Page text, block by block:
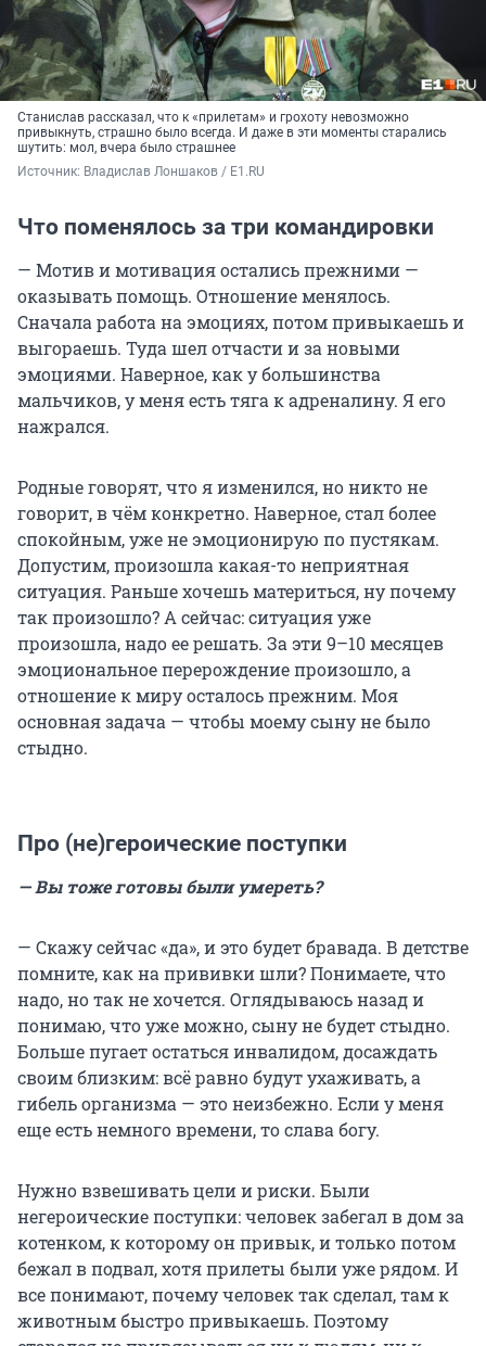
Станислав рассказал, что к «прилетам» и грохоту невозможно
привыкнуть, страшно было всегда. И даже в эти моменты старались
шутить: мол, вчера было страшнее
Источник: Владислав Лоншаков / E1.RU
Что поменялось за три командировки
— Мотив и мотивация остались прежними —
оказывать помощь. Отношение менялось.
Сначала работа на эмоциях, потом привыкаешь и
выгораешь. Туда шел отчасти и за новыми
эмоциями. Наверное, как у большинства
мальчиков, у меня есть тяга к адреналину. Я его
нажрался.
Родные говорят, что я изменился, но никто не
говорит, в чём конкретно. Наверное, стал более
спокойным, уже не эмоционирую по пустякам.
Допустим, произошла какая-то неприятная
ситуация. Раньше хочешь материться, ну почему
так произошло? А сейчас: ситуация уже
произошла, надо ее решать. За эти 9–10 месяцев
эмоциональное перерождение произошло, а
отношение к миру осталось прежним. Моя
основная задача — чтобы моему сыну не было
стыдно.
Про (не)героические поступки
— Вы тоже готовы были умереть?
— Скажу сейчас «да», и это будет бравада. В детстве
помните, как на прививки шли? Понимаете, что
надо, но так не хочется. Оглядываюсь назад и
понимаю, что уже можно, сыну не будет стыдно.
Больше пугает остаться инвалидом, досаждать
своим близким: всё равно будут ухаживать, а
гибель организма — это неизбежно. Если у меня
еще есть немного времени, то слава богу.
Нужно взвешивать цели и риски. Были
негероические поступки: человек забегал в дом за
котенком, к которому он привык, и только потом
бежал в подвал, хотя прилеты были уже рядом. И
все понимают, почему человек так сделал, там к
животным быстро привыкаешь. Поэтому